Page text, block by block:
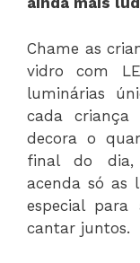
Chame as
vidro com
luminárias
cada criança
decora o
final do dia,
acenda só as
especial para
cantar juntos.